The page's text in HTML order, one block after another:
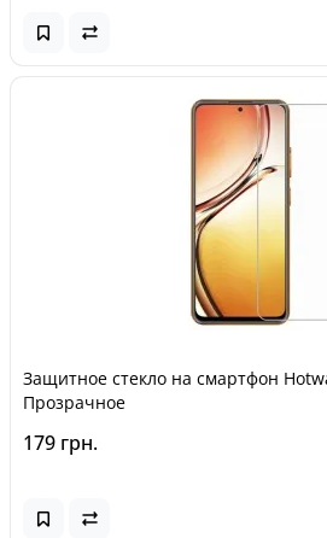
Защитное стекло на смартфон
Прозрачное
179 грн.